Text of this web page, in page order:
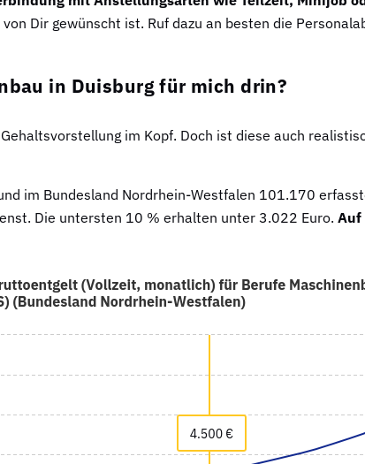
Dir gewünscht ist. Ruf dazu an besten die
in Duisburg für mich drin?
im Kopf. Doch ist diese auch
im Bundesland Nordrhein-Westfalen 101.170
Die untersten 10 % erhalten unter 3.022 Euro. Auf